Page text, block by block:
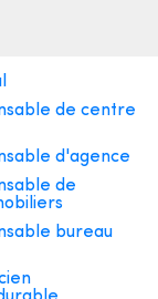
de centre
d'agence
de
bureau